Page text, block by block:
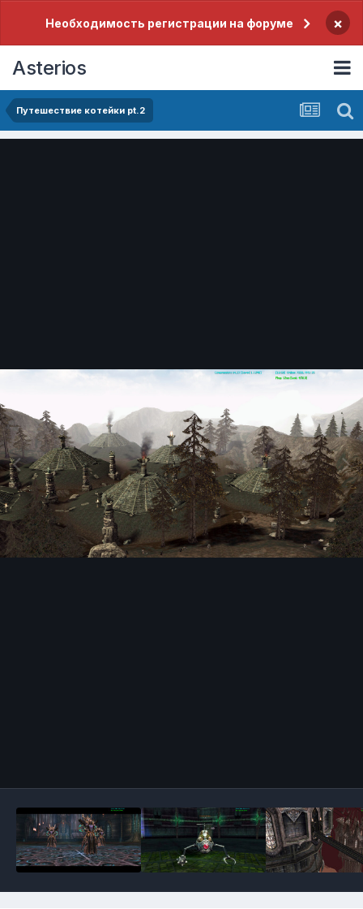
Необходимость регистрации на форуме ×
Asterios
Путешествие котейки pt.2